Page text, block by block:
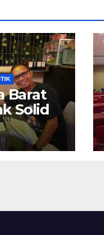
Barat
Solid